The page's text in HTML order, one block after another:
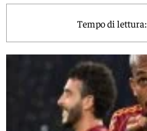
Tempo di lettura: